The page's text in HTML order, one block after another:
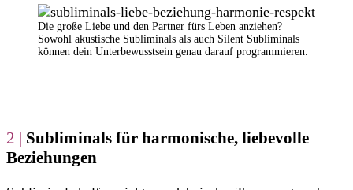
Die große Liebe und den Partner fürs Leben anziehen?
Sowohl akustische Subliminals als auch Silent Subliminals
können dein Unterbewusstsein genau darauf programmieren.
2 | Subliminals für harmonische, liebevolle
Beziehungen